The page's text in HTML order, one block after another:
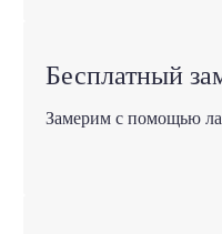
Бесплатный
Замерим с помощью